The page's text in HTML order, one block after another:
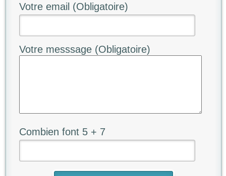
Votre email (Obligatoire)
Votre messsage (Obligatoire)
Combien font 5 + 7